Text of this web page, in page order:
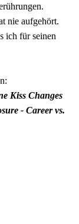
nie aufgehört.
ich für seinen
Kiss Changes
- Career vs.